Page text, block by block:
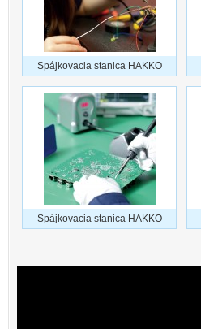
Spájkovacia stanica HAKKO
Spájkovacia stanica HAKKO